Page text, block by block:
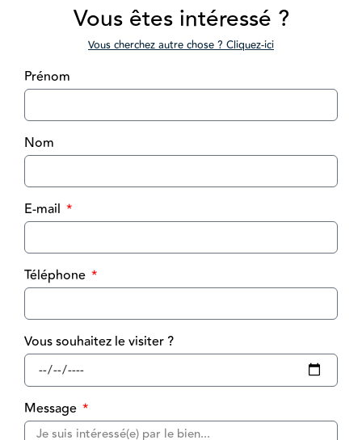
Vous êtes intéressé ?
Vous cherchez autre chose ? Cliquez-ici
Prénom
Nom
E-mail
Téléphone
Vous souhaitez le visiter ?
Message